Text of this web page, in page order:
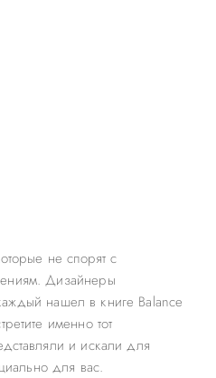
не спорят с
Дизайнеры
нашел в книге Balance
именно тот
и искали для
для вас.